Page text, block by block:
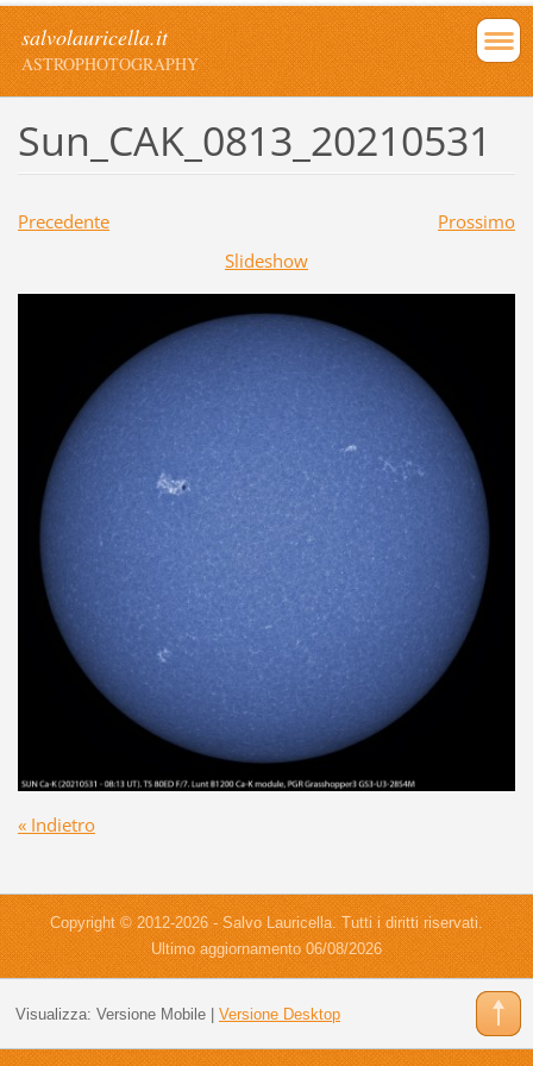
salvolauricella.it
ASTROPHOTOGRAPHY
Sun_CAK_0813_20210531
Precedente
Prossimo
Slideshow
« Indietro
Copyright © 2012-2026 - Salvo Lauricella. Tutti i diritti riservati.
Ultimo aggiornamento 06/08/2026
Visualizza: Versione Mobile| Versione Desktop